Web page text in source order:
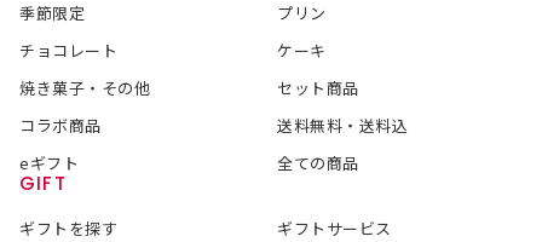
季節限定
プリン
チョコレート
ケーキ
焼き菓子・その他
セット商品
コラボ商品
送料無料・送料込
eギフト
全ての商品
GIFT
ギフトを探す ギフトサービス